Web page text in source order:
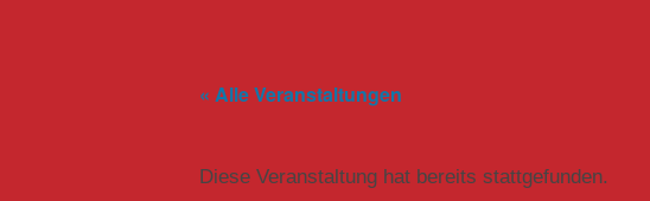
« Alle Veranstaltungen
Diese Veranstaltung hat bereits stattgefunden.